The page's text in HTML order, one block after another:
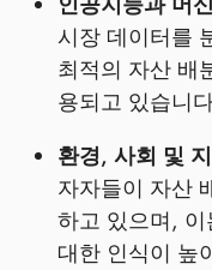
시장 데이터를
최적의 자산 배
용되고 있습니
환경, 사회 및
자자들이 자산
하고 있으며,
대한 인식이 높